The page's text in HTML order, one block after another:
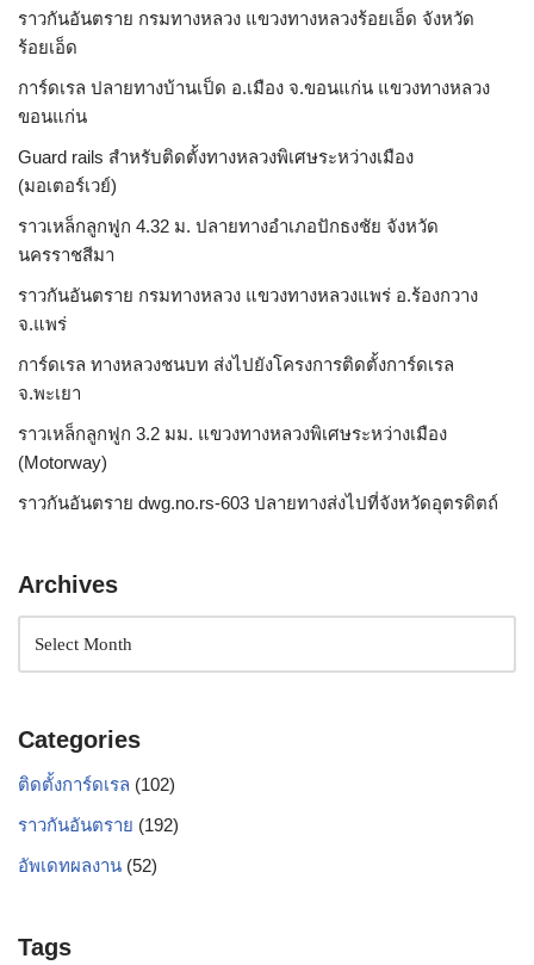
ราวกันอันตราย กรมทางหลวง แขวงทางหลวงร้อยเอ็ด จังหวัด
ร้อยเอ็ด
การ์ดเรล ปลายทางบ้านเป็ด อ.เมือง จ.ขอนแก่น แขวงทางหลวง
ขอนแก่น
Guard rails สำหรับติดตั้งทางหลวงพิเศษระหว่างเมือง
(มอเตอร์เวย์)
ราวเหล็กลูกฟูก 4.32 ม. ปลายทางอำเภอปักธงชัย จังหวัด
นครราชสีมา
ราวกันอันตราย กรมทางหลวง แขวงทางหลวงแพร่ อ.ร้องกวาง
จ.แพร่
การ์ดเรล ทางหลวงชนบท ส่งไปยังโครงการติดตั้งการ์ดเรล
จ.พะเยา
ราวเหล็กลูกฟูก 3.2 มม. แขวงทางหลวงพิเศษระหว่างเมือง
(Motorway)
ราวกันอันตราย dwg.no.rs-603 ปลายทางส่งไปที่จังหวัดอุตรดิตถ์
Archives
Categories
ติดตั้งการ์ดเรล (102)
ราวกันอันตราย (192)
อัพเดทผลงาน (52)
Tags